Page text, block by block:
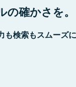
確かさを。
も検索もスムーズ